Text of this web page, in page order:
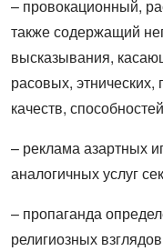
– провокационный,
также содержащий
высказывания,
расовых,
качеств,
– реклама азартных
аналогичных услуг
– пропаганда
религиозных